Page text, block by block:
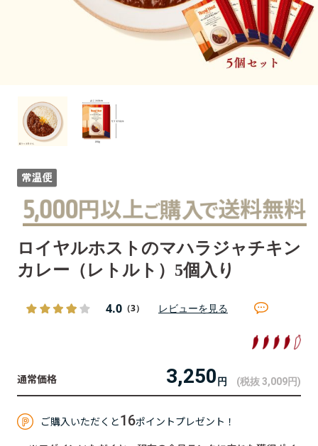
ロイヤルホストのマハラジャチキン
カレー（レトルト）5個入り
4.0 （3） レビューを見る
3,250 円 (税抜 3,009円)
ご購入いただくと16ポイントプレゼント！